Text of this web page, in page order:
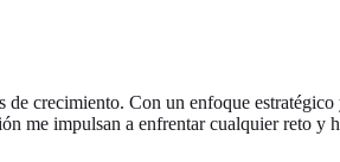
de crecimiento. Con un enfoque
me impulsan a enfrentar cualquier reto y